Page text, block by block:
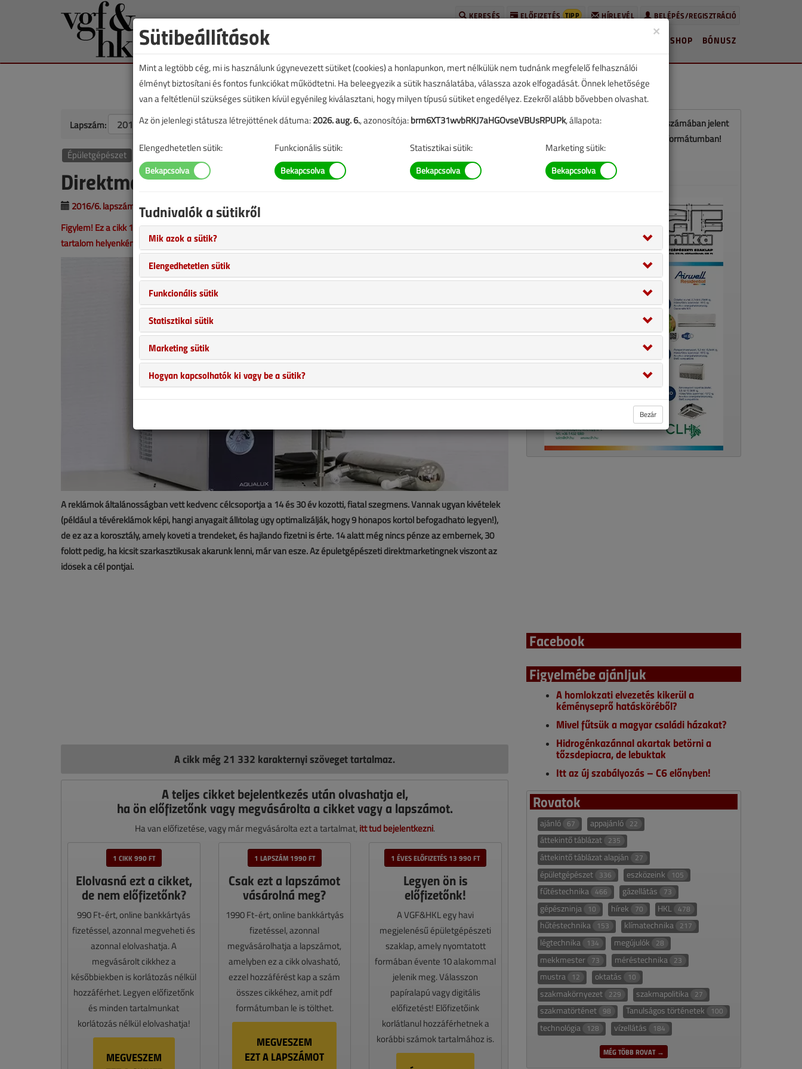
BELÉPÉS/REGISZTRÁCIÓ
HÍRLEVÉL
ELŐFIZETÉS TIPP
KERESÉS
BÓNUSZ
SHOP
Lapszám: TARTALOM
Épületgépészet
Direktmarketing az épületgépészetben
2016/6. lapszám | Veresegyházi Béla |
8573 |
Figylem! Ez a cikk 10 éve frissült utoljára. A benne szereplő információk mára aktualitásukat veszíthették, valamint a
tartalom helyenként hiányos lehet (képek, táblázatok stb.).
A reklámok általánosságban vett kedvenc célcsoportja a 14 és 30 év közötti, fiatal szegmens. Vannak ugyan kivételek
(például a tévéreklámok képi, hangi anyagait állítólag úgy optimalizálják, hogy 9 hónapos kortól befogadható legyen!),
de ez az a korosztály, amely követi a trendeket, és hajlandó fizetni is érte. 14 alatt még nincs pénze az embernek, 30
fölött pedig, ha kicsit szarkasztikusak akarunk lenni, már van esze. Az épületgépészeti direktmarketingnek viszont az
idősek a cél pontjai.
A cikk még 21 332 karakternyi szöveget tartalmaz.
A teljes cikket bejelentkezés után olvashatja el,
ha ön előfizetőnk vagy megvásárolta a cikket vagy a lapszámot.
Ha van előfizetése, vagy már megvásárolta ezt a tartalmat, itt tud bejelentkezni.
1 CIKK 990 FT
Elolvasná ezt a cikket,
de nem előfizetőnk?
990 Ft-ért, online bankkártyás
fizetéssel, azonnal megveheti és
azonnal elolvashatja. A
megvásárolt cikkhez a
későbbiekben is korlátozás nélkül
hozzáférhet. Legyen előfizetőnk
és minden tartalmunkat
korlátozás nélkül elolvashatja!
MEGVESZEM
1 LAPSZÁM 1990 FT
Csak ezt a lapszámot
vásárolná meg?
1990 Ft-ért, online bankkártyás
fizetéssel, azonnal
megvásárolhatja a lapszámot,
amelyben ez a cikk olvasható,
ezzel hozzáférést kap a szám
összes cikkéhez, amit pdf
formátumban le is tölthet.
MEGVESZEM
EZT A LAPSZÁMOT
1 ÉVES ELŐFIZETÉS 13 990 FT
Legyen ön is
előfizetőnk!
A VGF&HKL egy havi
megjelenésű épületgépészeti
szaklap, amely nyomtatott
formában évente 10 alakommal
jelenik meg. Válasszon
papíralapú vagy digitális
előfizetést! Előfizetőink
korlátlanul hozzáférhetnek a
korábbi számok tartalmához is.
Ez a cikk a VGF&HKL 2016. júniusi számában jelent
meg. Töltse le a lapszámot PDF formátumban!
Facebook
Figyelmébe ajánljuk
A homlokzati elvezetés kikerül a
kéményseprő hatásköréből?
Mivel fűtsük a magyar családi házakat?
Hidrogénkazánnal akartak betörni a
tőzsdepiacra, de lebuktak
Itt az új szabályozás – C6 előnyben!
Rovatok
ajánló 67 appajánló 22
áttekintő táblázat 235
áttekintő táblázat alapján 27
épületgépészet 336 eszközeink 105
fűtéstechnika 466 gázellátás 73
gépészninja 10 hírek 70 HKL 478
hűtéstechnika 153 klímatechnika 217
légtechnika 134 megújulók 28
mekkmester 73 méréstechnika 23
mustra 12 oktatás 10
szakmakörnyezet 229 szakmapolitika 27
szakmatörténet 98 Tanulságos történetek 100
technológia 128 vízellátás 184
MÉG TÖBB ROVAT →
×
Sütibeállítások
Mint a legtöbb cég, mi is használunk úgynevezett sütiket (cookies) a honlapunkon, mert nélkülük nem tudnánk megfelelő felhasználói
élményt biztosítani és fontos funkciókat működtetni. Ha beleegyezik a sütik használatába, válassza azok elfogadását. Önnek lehetősége
van a feltétlenül szükséges sütiken kívül egyénileg kiválasztani, hogy milyen típusú sütiket engedélyez. Ezekről alább bővebben olvashat.
Az ön jelenlegi státusza létrejöttének dátuma:2026. aug. 6., azonosítója:brm6XT31wvbRKJ7aHGOvseVBUsRPUPk, állapota:
Elengedhetetlen sütik: Funkcionális sütik: Statisztikai sütik: Marketing sütik:
Tudnivalók a sütikről
Mik azok a sütik?
Elengedhetetlen sütik
Funkcionális sütik
Statisztikai sütik
Marketing sütik
Hogyan kapcsolhatók ki vagy be a sütik?
Bezár